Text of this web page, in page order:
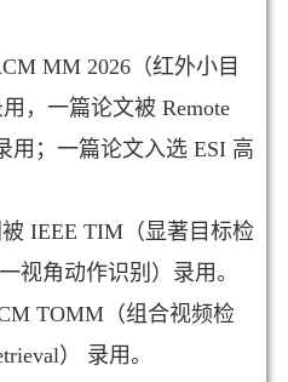
MM 2026（红外小目
，一篇论文被 Remote
用；一篇论文入选 ESI 高
IEEE TIM（显著目标检
视角动作识别）录用。
TOMM（组合视频检
） 录用。